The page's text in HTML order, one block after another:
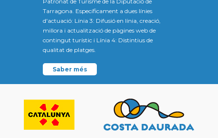
Tarragona. Específicament a dues línies
d'actuació: Línia 3: Difusió en línia, creació,
millora i actualització de pàgines web de
contingut turístic i Línia 4: Distintius de
qualitat de platges.
Saber més